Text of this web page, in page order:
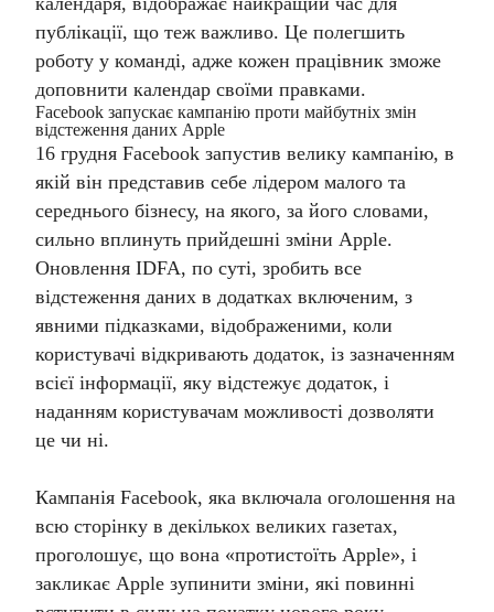
публікації, що теж важливо. Це полегшить
роботу у команді, адже кожен працівник зможе
доповнити календар своїми правками.
Facebook запускає кампанію проти майбутніх змін
відстеження даних Apple
16 грудня Facebook запустив велику кампанію, в
якій він представив себе лідером малого та
середнього бізнесу, на якого, за його словами,
сильно вплинуть прийдешні зміни Apple.
Оновлення IDFA, по суті, зробить все
відстеження даних в додатках включеним, з
явними підказками, відображеними, коли
користувачі відкривають додаток, із зазначенням
всієї інформації, яку відстежує додаток, і
наданням користувачам можливості дозволяти
це чи ні.
Кампанія Facebook, яка включала оголошення на
всю сторінку в декількох великих газетах,
проголошує, що вона «протистоїть Apple», і
закликає Apple зупинити зміни, які повинні